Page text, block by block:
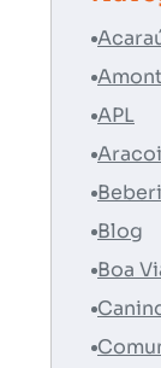
APL
Blog
Boa